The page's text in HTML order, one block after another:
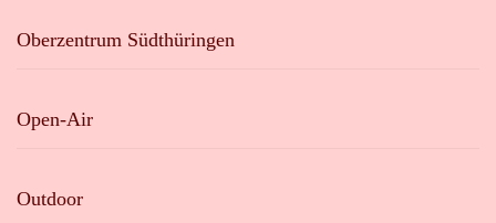
Oberzentrum Südthüringen
Open-Air
Outdoor